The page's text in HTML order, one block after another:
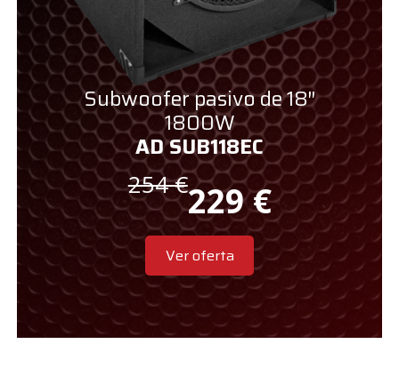
Subwoofer pasivo de 18″
1800W
AD SUB118EC
254 €229€
Ver oferta